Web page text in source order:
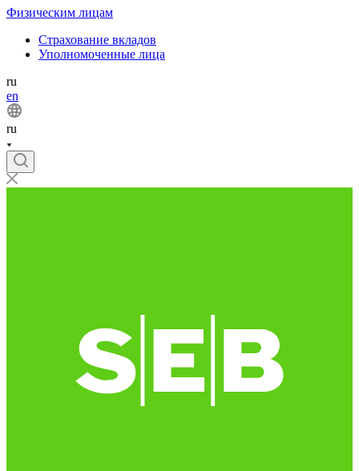
Физическим лицам
Страхование вкладов
Уполномоченные лица
ru
en
ru